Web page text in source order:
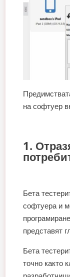
на софтуер
1.
Бета
софтуера и
представят
Бета
точно както